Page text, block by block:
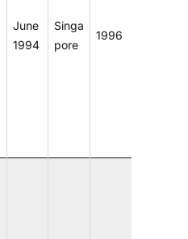
June
1994
Singa
pore
1996